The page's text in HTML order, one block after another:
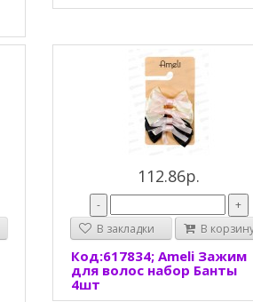
112.86р.
-
+
В закладки
В
Код:617834; Ameli Зажим
для волос набор Банты
4шт